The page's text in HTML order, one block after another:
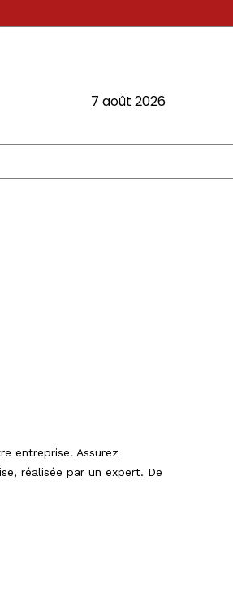
7 août 2026
entreprise. Assurez
réalisée par un expert. De